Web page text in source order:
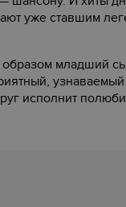
уже ставшим
младший
узнаваемый
исполнит